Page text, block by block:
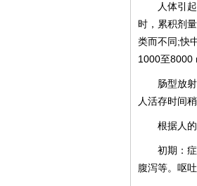
人体引
时，累积剂
类而不同;快
1000至8000
肠型放
人活存时间
根据人
初期：
腹泻等。呕